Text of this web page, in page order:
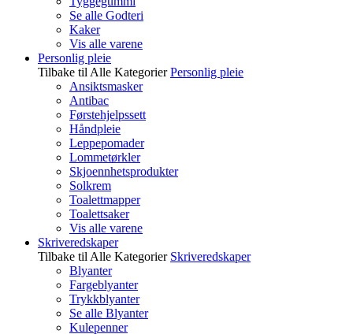
Se alle Godteri
Kaker
Vis alle varene
Personlig pleie
Tilbake til Alle Kategorier Personlig pleie
Ansiktsmasker
Antibac
Førstehjelpssett
Håndpleie
Leppepomader
Lommetørkler
Skjoennhetsprodukter
Solkrem
Toalettmapper
Toalettsaker
Vis alle varene
Skriveredskaper
Tilbake til Alle Kategorier Skriveredskaper
Blyanter
Fargeblyanter
Trykkblyanter
Se alle Blyanter
Kulepenner